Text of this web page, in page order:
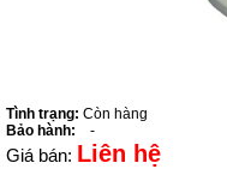
Tình trạng: Còn hàng
Bảo hành:
-
Giá bán: Liên hệ